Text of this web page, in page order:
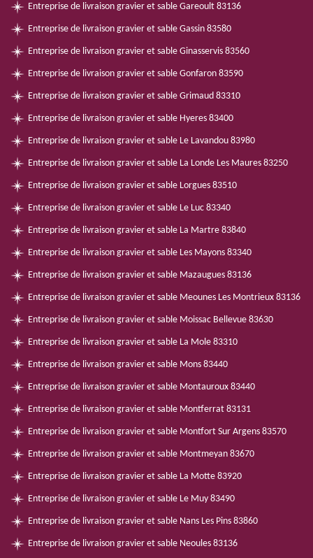
Entreprise de livraison gravier et sable Gareoult 83136
Entreprise de livraison gravier et sable Gassin 83580
Entreprise de livraison gravier et sable Ginasservis 83560
Entreprise de livraison gravier et sable Gonfaron 83590
Entreprise de livraison gravier et sable Grimaud 83310
Entreprise de livraison gravier et sable Hyeres 83400
Entreprise de livraison gravier et sable Le Lavandou 83980
Entreprise de livraison gravier et sable La Londe Les Maures 83250
Entreprise de livraison gravier et sable Lorgues 83510
Entreprise de livraison gravier et sable Le Luc 83340
Entreprise de livraison gravier et sable La Martre 83840
Entreprise de livraison gravier et sable Les Mayons 83340
Entreprise de livraison gravier et sable Mazaugues 83136
Entreprise de livraison gravier et sable Meounes Les Montrieux 83136
Entreprise de livraison gravier et sable Moissac Bellevue 83630
Entreprise de livraison gravier et sable La Mole 83310
Entreprise de livraison gravier et sable Mons 83440
Entreprise de livraison gravier et sable Montauroux 83440
Entreprise de livraison gravier et sable Montferrat 83131
Entreprise de livraison gravier et sable Montfort Sur Argens 83570
Entreprise de livraison gravier et sable Montmeyan 83670
Entreprise de livraison gravier et sable La Motte 83920
Entreprise de livraison gravier et sable Le Muy 83490
Entreprise de livraison gravier et sable Nans Les Pins 83860
Entreprise de livraison gravier et sable Neoules 83136